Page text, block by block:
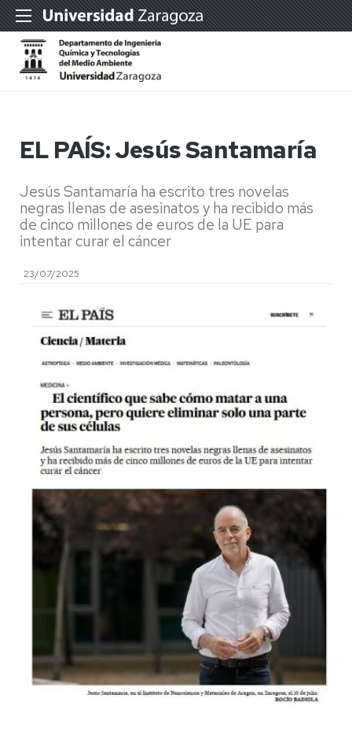
EL PAÍS: Jesús Santamaría
Jesús Santamaría ha escrito tres novelas
negras llenas de asesinatos y ha recibido más
de cinco millones de euros de la UE para
intentar curar el cáncer
23/07/2025